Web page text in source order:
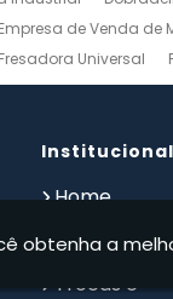
Empresa de Venda de
Fresadora Universal
para Chapas de Aço
Usado Barato
Institucional
Home
Produtos
Trocas e
obtenha a